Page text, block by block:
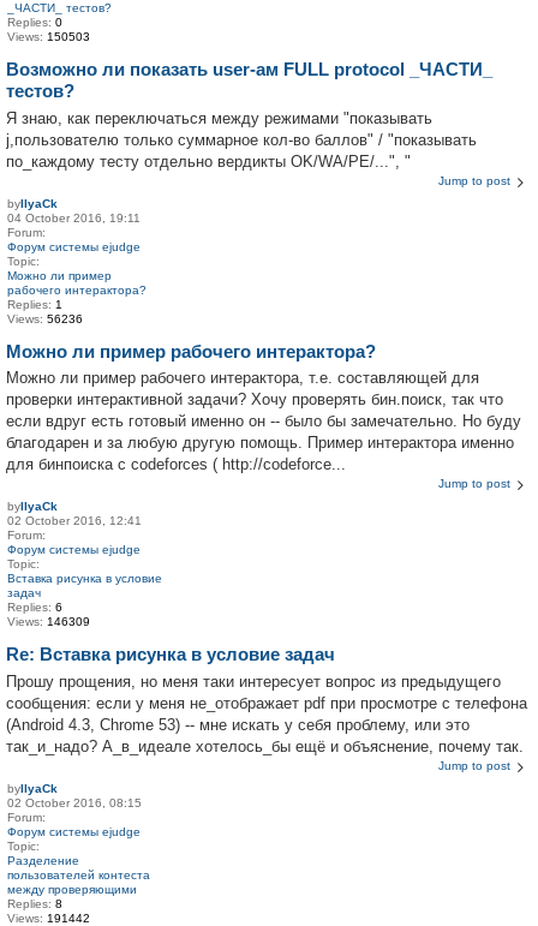
_ЧАСТИ_ тестов?
Replies: 0
Views: 150503
Возможно ли показать user-ам FULL protocol _ЧАСТИ_
тестов?
Я знаю, как переключаться между режимами "показывать
j,пользователю только суммарное кол-во баллов" / "показывать
по_каждому тесту отдельно вердикты OK/WA/PE/...", "
Jump to post
byIlyaCk
04 October 2016, 19:11
Forum:
Форум системы ejudge
Topic:
Можно ли пример
рабочего интерактора?
Replies: 1
Views: 56236
Можно ли пример рабочего интерактора?
Можно ли пример рабочего интерактора, т.е. составляющей для
проверки интерактивной задачи? Хочу проверять бин.поиск, так что
если вдруг есть готовый именно он -- было бы замечательно. Но буду
благодарен и за любую другую помощь. Пример интерактора именно
для бинпоиска с codeforces ( http://codeforce...
Jump to post
byIlyaCk
02 October 2016, 12:41
Forum:
Форум системы ejudge
Topic:
Вставка рисунка в условие
задач
Replies: 6
Views: 146309
Re: Вставка рисунка в условие задач
Прошу прощения, но меня таки интересует вопрос из предыдущего
сообщения: если у меня не_отображает pdf при просмотре с телефона
(Android 4.3, Chrome 53) -- мне искать у себя проблему, или это
так_и_надо? А_в_идеале хотелось_бы ещё и объяснение, почему так.
Jump to post
byIlyaCk
02 October 2016, 08:15
Forum:
Форум системы ejudge
Topic:
Разделение
пользователей контеста
между проверяющими
Replies: 8
Views: 191442